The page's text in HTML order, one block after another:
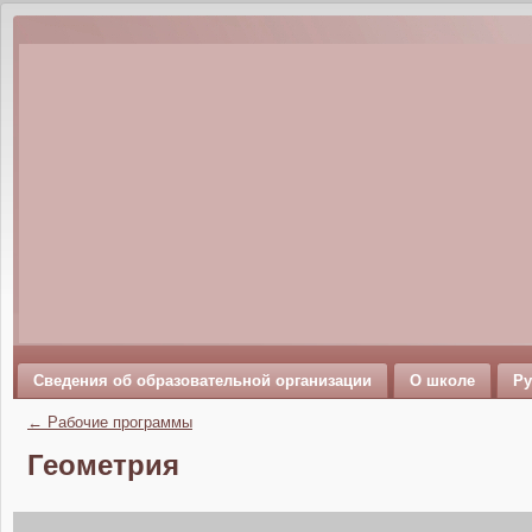
Сведения об образовательной организации О школе
← Рабочие программы
Геометрия